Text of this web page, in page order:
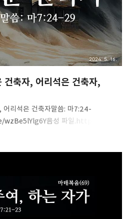
축자, 어리석은 건축자,
2024. 5. 16.
어리석은 건축자말씀: 마7:24-
음성 파일.https://tiny